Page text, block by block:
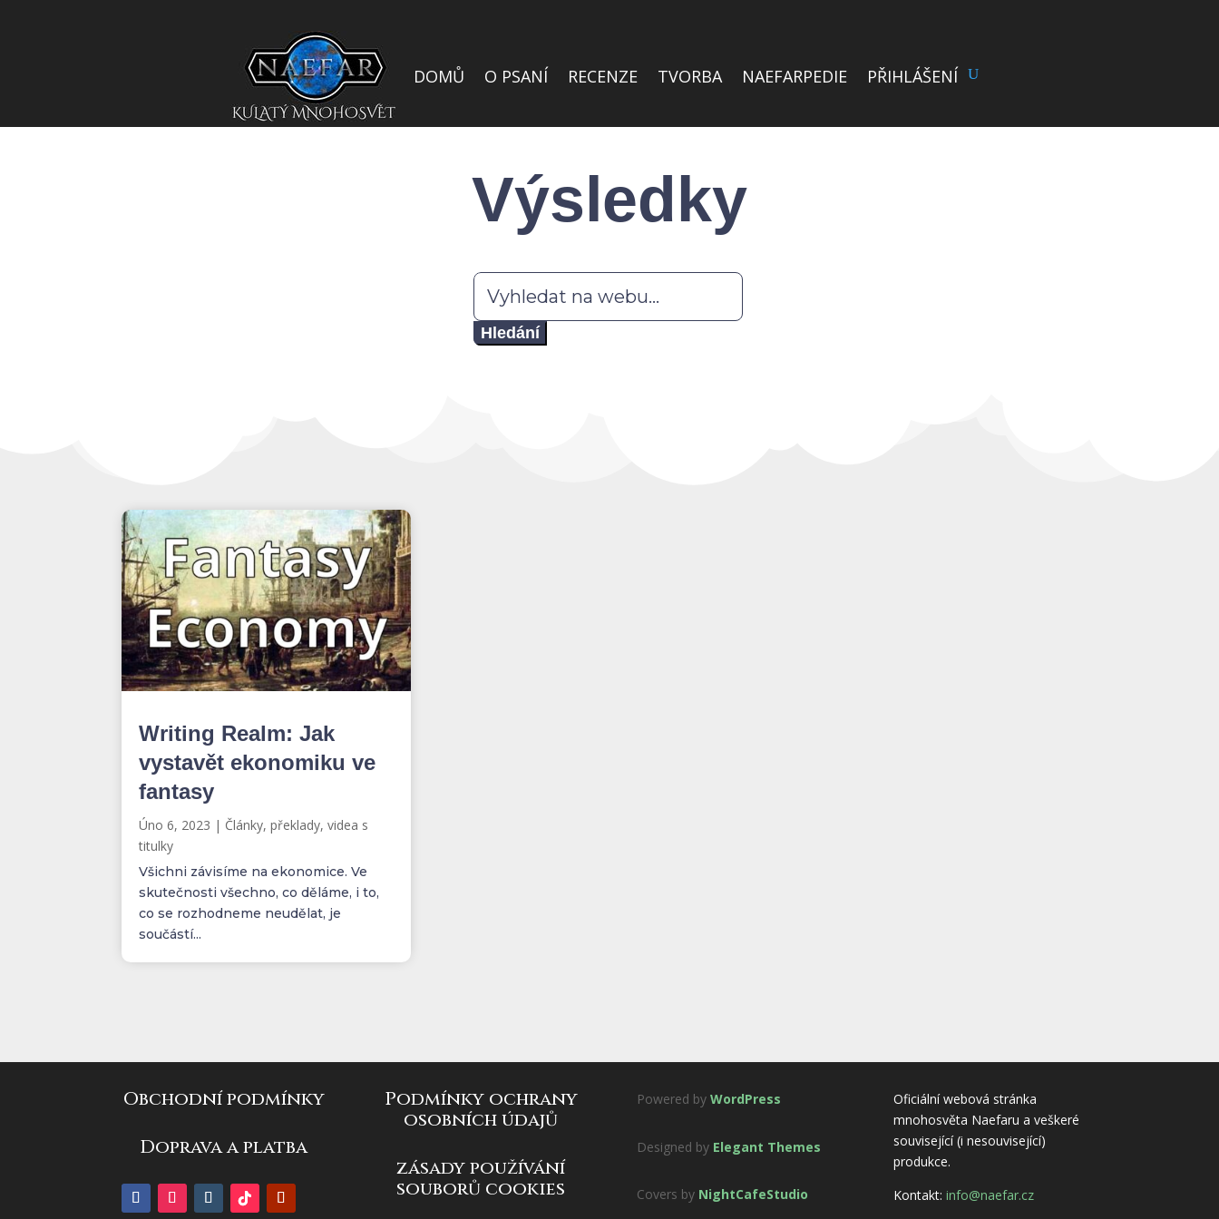
DOMŮ O PSANÍ RECENZE TVORBA NAEFARPEDIE PŘIHLÁŠENÍ
Výsledky
Hledat:
Writing Realm: Jak
vystavět ekonomiku ve
fantasy
Úno 6, 2023 | Články, překlady, videa s
titulky
Všichni závisíme na ekonomice. Ve
skutečnosti všechno, co děláme, i to,
co se rozhodneme neudělat, je
součástí...
Obchodní podmínky
Doprava a platba
Podmínky ochrany
osobních údajů
zásady používání
souborů cookies
Powered by WordPress
Designed by Elegant Themes
Covers by NightCafeStudio
Oficiální webová stránka
mnohosvěta Naefaru a veškeré
související (i nesouvisející)
produkce.
Kontakt:info@naefar.cz